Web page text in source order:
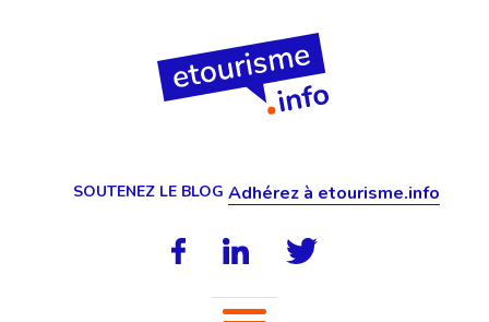
SOUTENEZ LE BLOG Adhérez à etourisme.info